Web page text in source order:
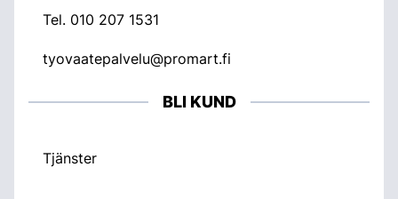
Tel. 010 207 1531
tyovaatepalvelu@promart.fi
BLI KUND
Tjänster